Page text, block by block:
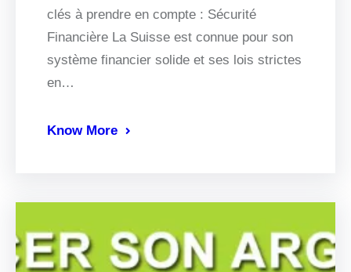
clés à prendre en compte : Sécurité
Financière La Suisse est connue pour son
système financier solide et ses lois strictes
en…
Know More